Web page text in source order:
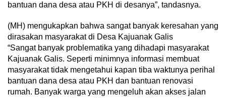
bantuan dana desa atau PKH di desanya”, tandasnya.
(MH) mengukapkan bahwa sangat banyak keresahan yang
dirasakan masyarakat di Desa Kajuanak Galis
“Sangat banyak problematika yang dihadapi masyarakat
Kajuanak Galis. Seperti minimnya informasi membuat
masyarakat tidak mengetahui kapan tiba waktunya perihal
bantuan dana desa atau PKH dan bantuan renovasi
rumah. Banyak warga yang mengeluh akan akses jalan